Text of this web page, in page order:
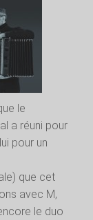
le
a réuni pour
pour un
que cet
avec M,
le duo